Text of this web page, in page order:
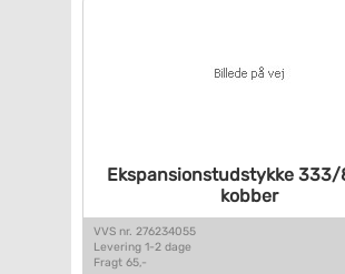
Ekspansionstudstykke 333/
kobber
VVS nr. 276234055
Levering 1-2 dage
Fragt 65,-